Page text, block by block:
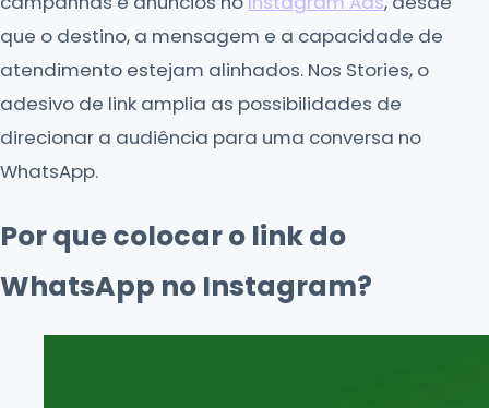
que o destino, a mensagem e a capacidade de
atendimento estejam alinhados. Nos Stories, o
adesivo de link amplia as possibilidades de
direcionar a audiência para uma conversa no
WhatsApp.
Por que colocar o link do
WhatsApp no Instagram?